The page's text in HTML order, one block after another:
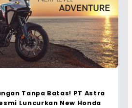
Tanpa Batas! PT Astra
Luncurkan New Honda